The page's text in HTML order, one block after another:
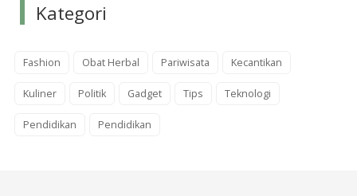
Kategori
Fashion Obat Herbal Pariwisata Kecantikan
Kuliner Politik Gadget Tips Teknologi
Pendidikan Pendidikan